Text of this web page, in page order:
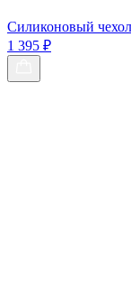
Силиконовый
1 395 ₽